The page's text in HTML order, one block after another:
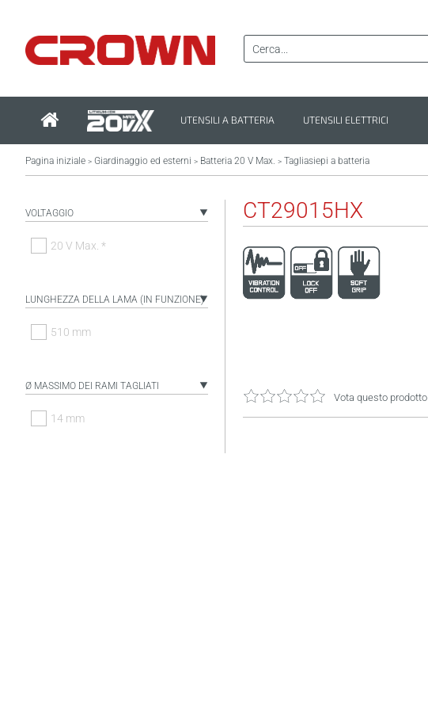
UTENSILI A BATTERIA UTENSILI ELETTRICI
Pagina iniziale > Giardinaggio ed esterni > Batteria 20 V Max. > Tagliasiepi a batteria
VOLTAGGIO
20 V Max. *
LUNGHEZZA DELLA LAMA (IN FUNZIONE)
510 mm
Ø MASSIMO DEI RAMI TAGLIATI
14 mm
CT29015HX
Vota questo prodotto